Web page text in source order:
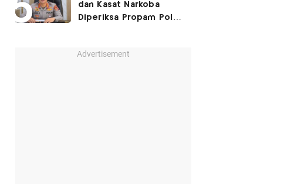
dan Kasat Narkoba
Diperiksa Propam Polri,
Advertisement